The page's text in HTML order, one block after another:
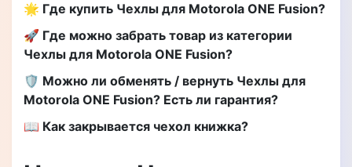
🌟 Где купить Чехлы для Motorola ONE Fusion?
🚀 Где можно забрать товар из категории
Чехлы для Motorola ONE Fusion?
🛡️ Можно ли обменять / вернуть Чехлы для
Motorola ONE Fusion? Есть ли гарантия?
📖 Как закрывается чехол книжка?